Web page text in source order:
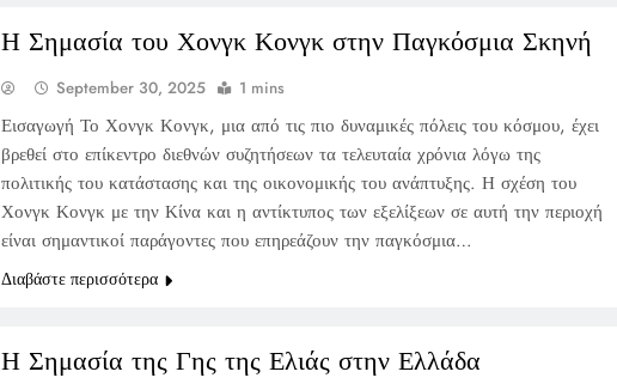
Η Σημασία του Χονγκ Κονγκ στην Παγκόσμια Σκηνή
September 30, 2025 1 mins
Εισαγωγή Το Χονγκ Κονγκ, μια από τις πιο δυναμικές πόλεις του κόσμου, έχει
βρεθεί στο επίκεντρο διεθνών συζητήσεων τα τελευταία χρόνια λόγω της
πολιτικής του κατάστασης και της οικονομικής του ανάπτυξης. Η σχέση του
Χονγκ Κονγκ με την Κίνα και η αντίκτυπος των εξελίξεων σε αυτή την περιοχή
είναι σημαντικοί παράγοντες που επηρεάζουν την παγκόσμια…
Διαβάστε περισσότερα
Η Σημασία της Γης της Ελιάς στην Ελλάδα